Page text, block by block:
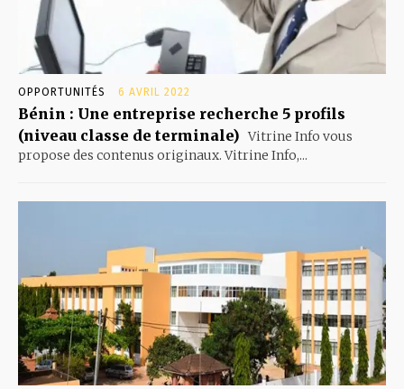
OPPORTUNITÉS 6 AVRIL 2022
Bénin : Une entreprise recherche 5 profils
(niveau classe de terminale) Vitrine Info vous
propose des contenus originaux. Vitrine Info,...